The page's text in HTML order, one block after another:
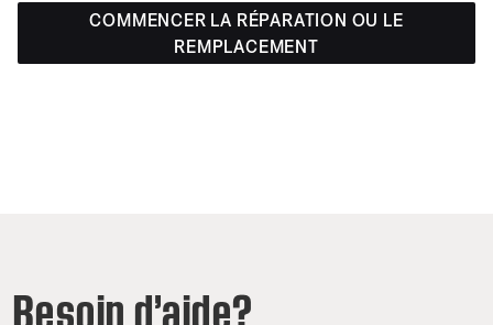
COMMENCER LA RÉPARATION OU LE
REMPLACEMENT
Besoin d’aide?